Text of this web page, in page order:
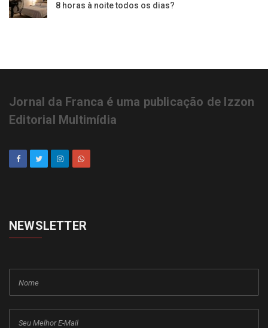
8 horas à noite todos os dias?
Jornal da Franca é uma publicação de Izzon
Editorial Multimídia
NEWSLETTER